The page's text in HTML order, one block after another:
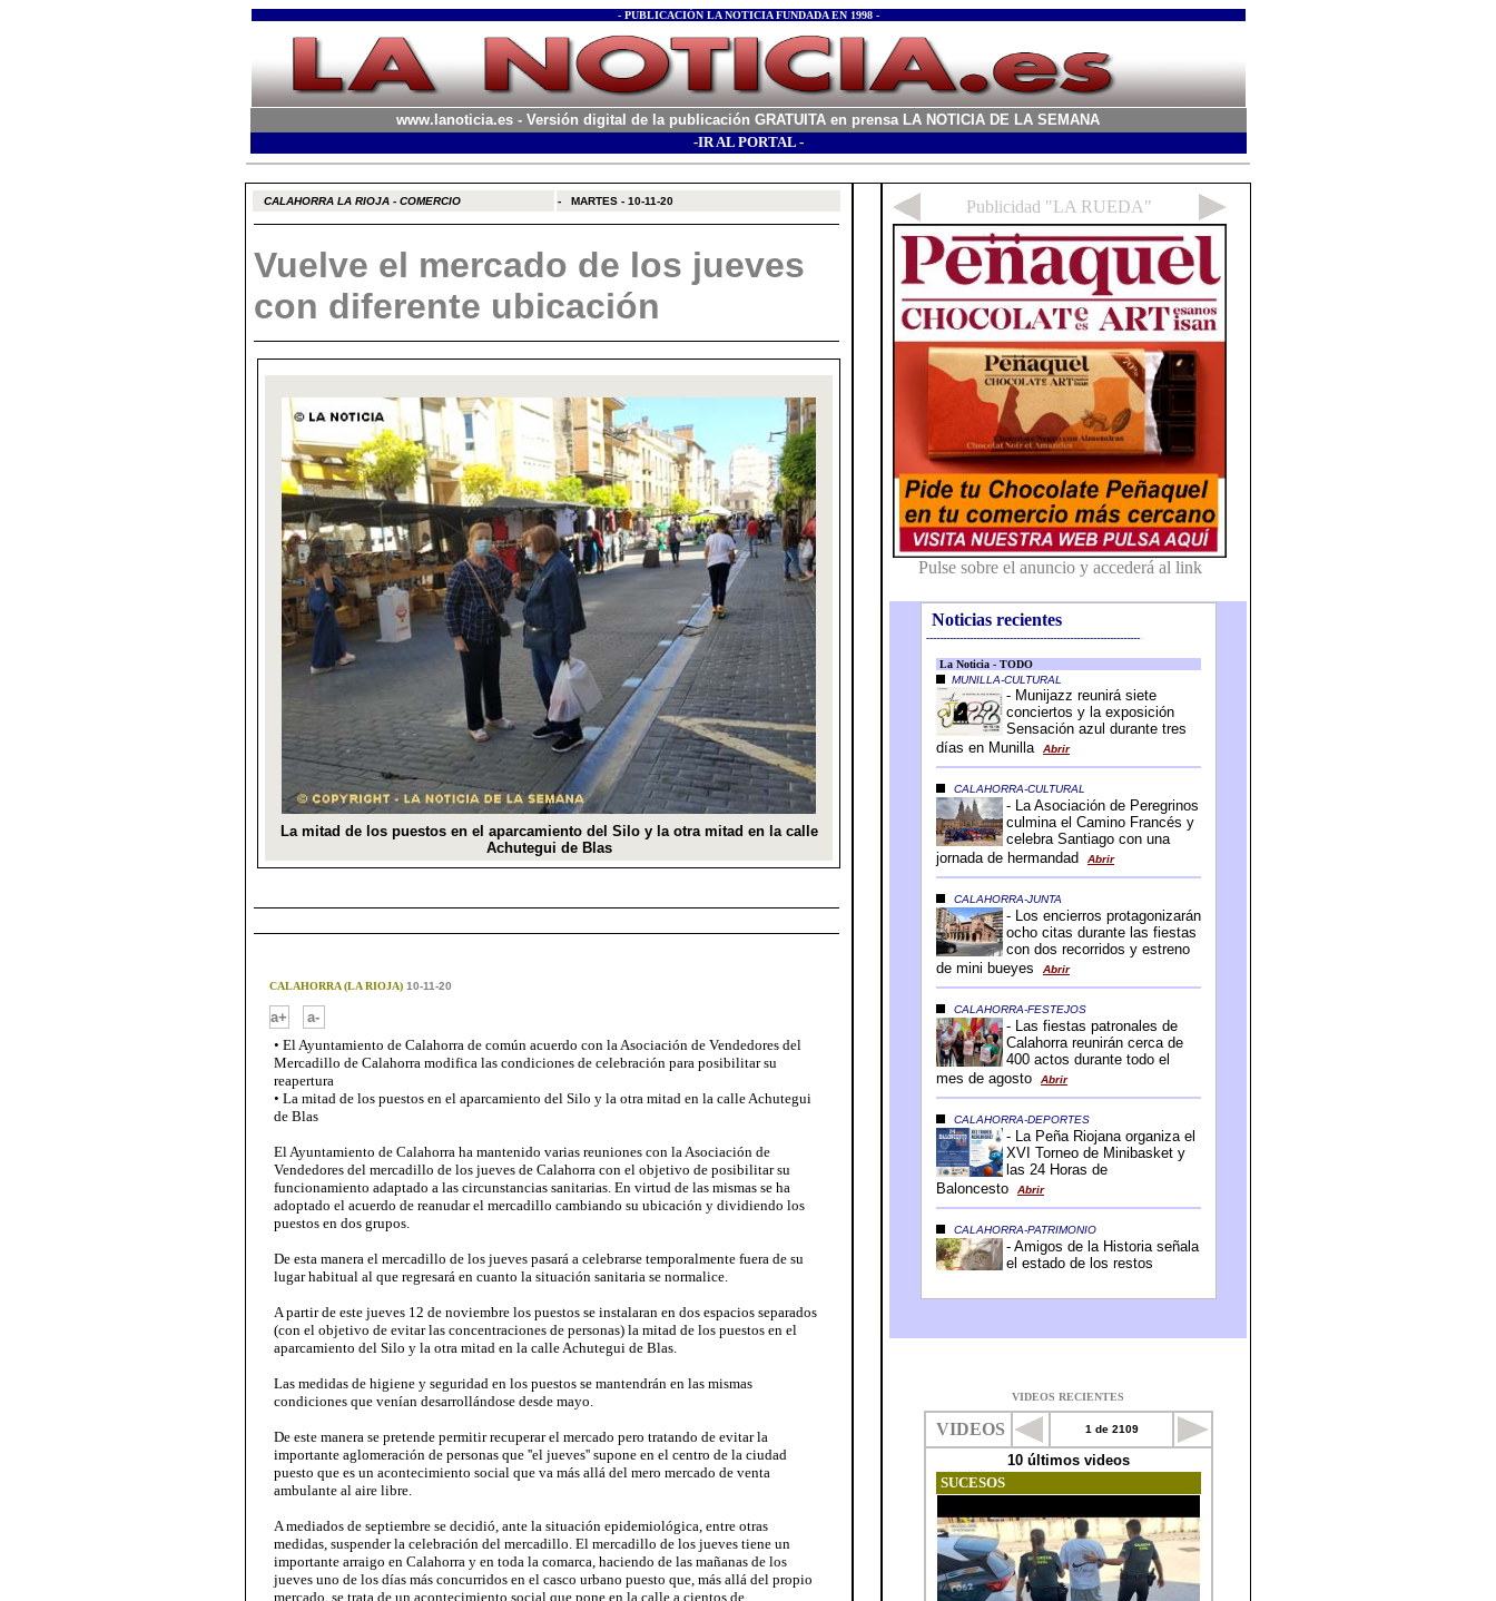
- PUBLICACIÓN LA NOTICIA FUNDADA EN 1998 -
www.lanoticia.es - Versión digital de la publicación GRATUITA en prensa LA NOTICIA DE LA SEMANA
-IR AL PORTAL -
CALAHORRA LA RIOJA - COMERCIO - MARTES - 10-11-20
Vuelve el mercado de los jueves
con diferente ubicación
CALAHORRA (LA RIOJA)10-11-20
a+
a-
• El Ayuntamiento de Calahorra de común acuerdo con la Asociación de Vendedores del
Mercadillo de Calahorra modifica las condiciones de celebración para posibilitar su
reapertura
• La mitad de los puestos en el aparcamiento del Silo y la otra mitad en la calle Achutegui
de Blas
El Ayuntamiento de Calahorra ha mantenido varias reuniones con la Asociación de
Vendedores del mercadillo de los jueves de Calahorra con el objetivo de posibilitar su
funcionamiento adaptado a las circunstancias sanitarias. En virtud de las mismas se ha
adoptado el acuerdo de reanudar el mercadillo cambiando su ubicación y dividiendo los
puestos en dos grupos.
De esta manera el mercadillo de los jueves pasará a celebrarse temporalmente fuera de su
lugar habitual al que regresará en cuanto la situación sanitaria se normalice.
A partir de este jueves 12 de noviembre los puestos se instalaran en dos espacios separados
(con el objetivo de evitar las concentraciones de personas) la mitad de los puestos en el
aparcamiento del Silo y la otra mitad en la calle Achutegui de Blas.
Las medidas de higiene y seguridad en los puestos se mantendrán en las mismas
condiciones que venían desarrollándose desde mayo.
De este manera se pretende permitir recuperar el mercado pero tratando de evitar la
importante aglomeración de personas que ''el jueves'' supone en el centro de la ciudad
puesto que es un acontecimiento social que va más allá del mero mercado de venta
ambulante al aire libre.
A mediados de septiembre se decidió, ante la situación epidemiológica, entre otras
medidas, suspender la celebración del mercadillo. El mercadillo de los jueves tiene un
importante arraigo en Calahorra y en toda la comarca, haciendo de las mañanas de los
jueves uno de los días más concurridos en el casco urbano puesto que, más allá del propio
mercado, se trata de un acontecimiento social que pone en la calle a cientos de
Noticias recientes
-----------------------------------------------------------------
VIDEOS RECIENTES